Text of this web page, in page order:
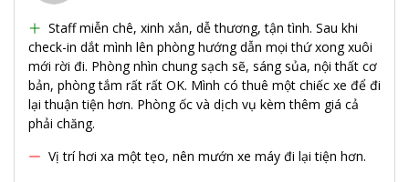
Staff miễn chê, xinh xắn, dễ thương, tận tình. Sau khi
check-in dắt mình lên phòng hướng dẫn mọi thứ xong xuôi
mới rời đi. Phòng nhìn chung sạch sẽ, sáng sủa, nội thất cơ
bản, phòng tắm rất rất OK. Mình có thuê một chiếc xe để đi
lại thuận tiện hơn. Phòng ốc và dịch vụ kèm thêm giá cả
phải chăng.
Vị trí hơi xa một tẹo, nên mướn xe máy đi lại tiện hơn.